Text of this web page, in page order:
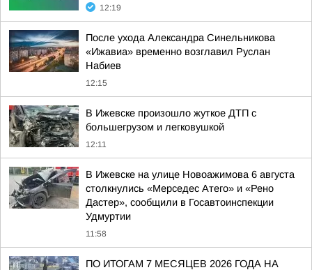
12:19
После ухода Александра Синельникова
«Ижавиа» временно возглавил Руслан
Набиев
12:15
В Ижевске произошло жуткое ДТП с
большегрузом и легковушкой
12:11
В Ижевске на улице Новоажимова 6 августа
столкнулись «Мерседес Атего» и «Рено
Дастер», сообщили в Госавтоинспекции
Удмуртии
11:58
ПО ИТОГАМ 7 МЕСЯЦЕВ 2026 ГОДА НА